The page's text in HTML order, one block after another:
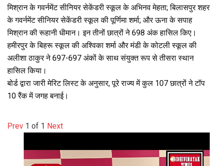
मिश्रान के गवर्नमेंट सीनियर सेकेंडरी स्कूल के अभिनव मेहता; बिलासपुर शहर
के गवर्नमेंट सीनियर सेकेंडरी स्कूल की पूर्णिमा शर्मा; और ऊना के सपाह
मिश्रान की रूहानी धीमान। इन तीनों छात्रों ने 698 अंक हासिल किए।
हमीरपुर के बिहरू स्कूल की अश्विका शर्मा और मंडी के कोटली स्कूल की
अलीशा ठाकुर ने 697-697 अंकों के साथ संयुक्त रूप से तीसरा स्थान
हासिल किया।
बोर्ड द्वारा जारी मेरिट लिस्ट के अनुसार, पूरे राज्य में कुल 107 छात्रों ने टॉप
10 रैंक में जगह बनाई।
Prev 1 of 1 Next